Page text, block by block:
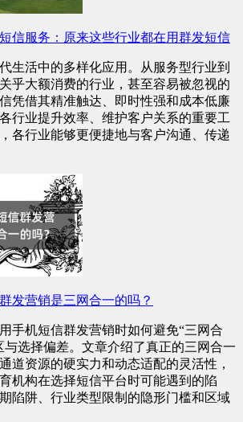
信服务：原来这些行业都在用群发短信
生活中的多样化应用。从服务型行业到
乎大额消费的行业，甚至容易被忽视的
凭借其精准触达、即时性强和成本低廉
行业提升效率、维护客户关系的重要工
各行业能够更便捷地与客户沟通、传递
发营销是三网合一的吗？
手机短信群发营销时如何避免“三网合
与选择偏差。文章介绍了真正的三网合一
道资源的硬实力和动态适配的灵活性，
机构在选择短信平台时可能遇到的陷
陷阱、行业类型限制的隐形门槛和区域